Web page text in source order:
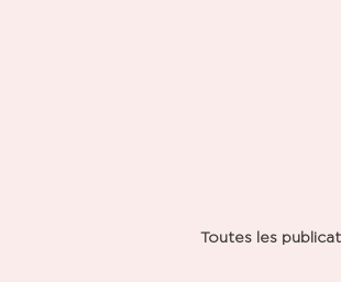
Toutes les